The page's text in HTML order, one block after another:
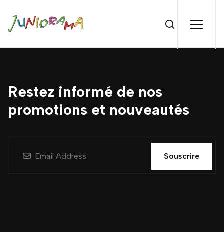
Restez informé de nos
promotions et nouveautés
Souscrire